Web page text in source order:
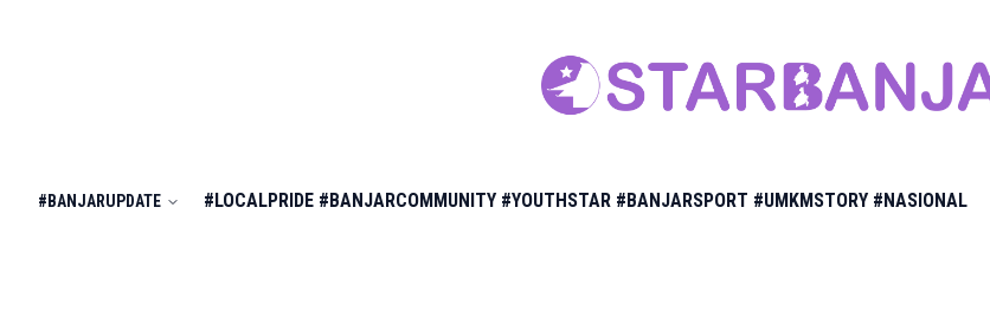
#BANJARUPDATE #LOCALPRIDE #BANJARCOMMUNITY #YOUTHSTAR #BANJARSPORT #UMKMSTORY #NASIONAL